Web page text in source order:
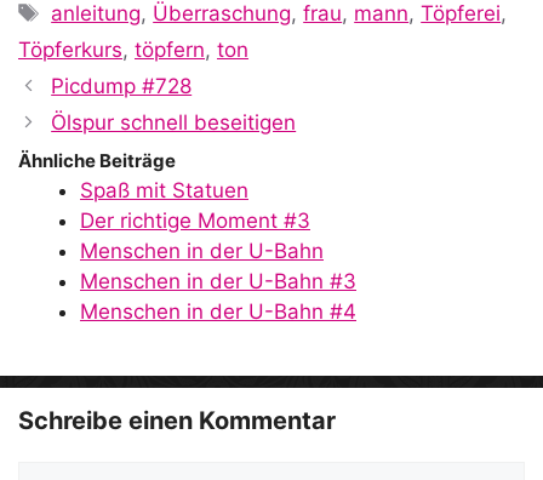
i
d
e
o
Schlagwörter
anleitung, Überraschung,frau, mann,Töpferei,
Töpferkurs, töpfern, ton
Picdump #728
Ölspur schnell beseitigen
Ähnliche Beiträge
Spaß mit Statuen
Der richtige Moment #3
Menschen in der U-Bahn
Menschen in der U-Bahn #3
Menschen in der U-Bahn #4
Schreibe einen Kommentar